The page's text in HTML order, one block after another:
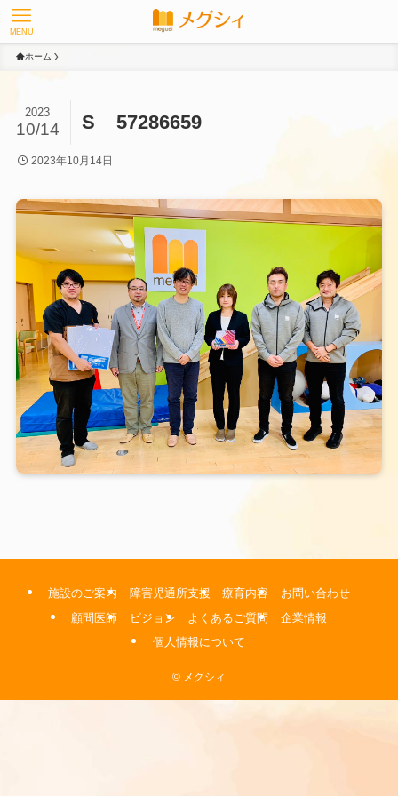
MENU
ホーム
S__57286659
2023
10/14
2023年10月14日
施設のご案内 障害児通所支援 療育内容
お問い合わせ
顧問医師
ビジョン よくあるご質問
企業情報
個人情報について
© メグシィ